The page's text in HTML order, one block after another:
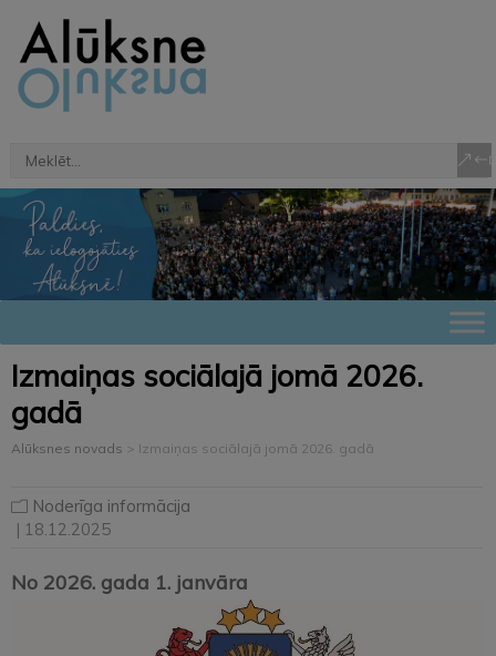
Izmaiņas sociālajā jomā 2026.
gadā
Alūksnes novads > Izmaiņas sociālajā jomā 2026. gadā
Noderīga informācija
| 18.12.2025
No 2026. gada 1. janvāra